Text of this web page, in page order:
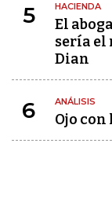
5 HACIENDA
El
sería el
Dian
6 ANÁLISIS
Ojo